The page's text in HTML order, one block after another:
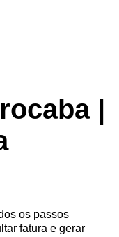
|
os passos
fatura e gerar